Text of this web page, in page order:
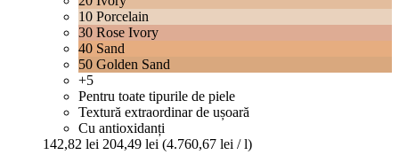
10 Porcelain
30 Rose Ivory
40 Sand
50 Golden Sand
+5
Pentru toate tipurile de piele
Textură extraordinar de ușoară
Cu antioxidanți
142,82 lei 204,49 lei (4.760,67 lei / l)